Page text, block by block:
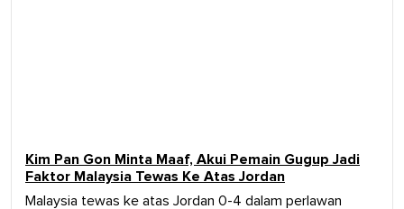
Kim Pan Gon Minta Maaf, Akui Pemain Gugup Jadi
Faktor Malaysia Tewas Ke Atas Jordan
Malaysia tewas ke atas Jordan 0-4 dalam perlawan